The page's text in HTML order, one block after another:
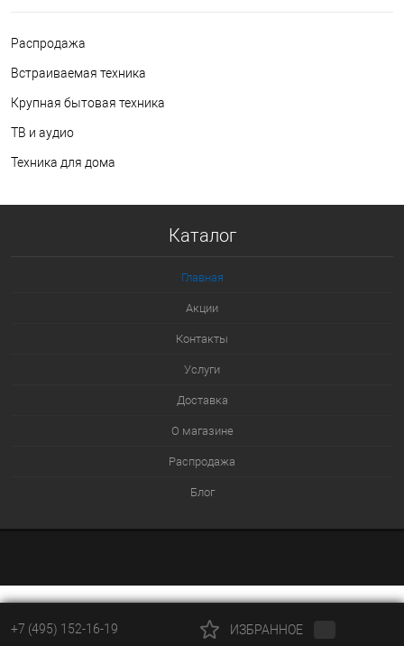
Распродажа
Встраиваемая техника
Крупная бытовая техника
ТВ и аудио
Техника для дома
Каталог
Главная
Акции
Контакты
Услуги
Доставка
О магазине
Распродажа
Блог
+7 (495) 152-16-19 ИЗБРАННОЕ